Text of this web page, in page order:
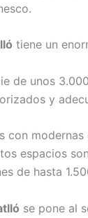
tiene un
de unos
y
con
espacios
de hasta
se pone al